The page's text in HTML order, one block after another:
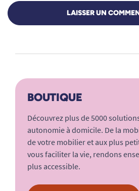
LAISSER UN
BOUTIQUE
Découvrez plus de 5000
autonomie à domicile. De la
de votre mobilier et aux plus
vous faciliter la vie, rendons
plus accessible.